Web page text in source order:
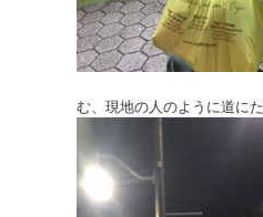
む、現地の人のように道に